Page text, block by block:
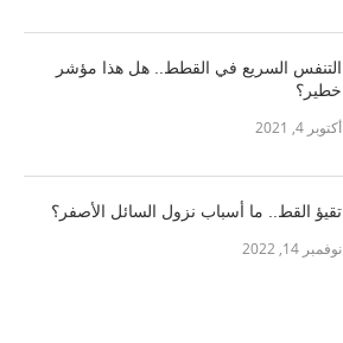
التنفس السريع في القطط.. هل هذا مؤشر
خطير؟
أكتوبر 4, 2021
تقيؤ القط.. ما أسباب نزول السائل الأصفر؟
نوفمبر 14, 2022